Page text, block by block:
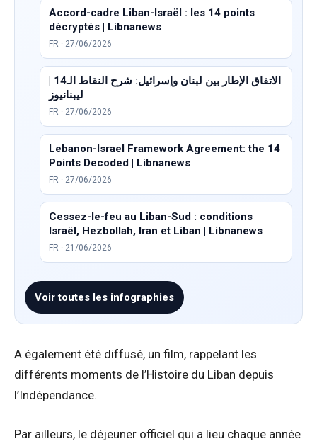
Accord-cadre Liban-Israël : les 14 points
décryptés | Libnanews
FR · 27/06/2026
الاتفاق الإطار بين لبنان وإسرائيل: شرح النقاط الـ14 |
ليبنانيوز
FR · 27/06/2026
Lebanon-Israel Framework Agreement: the 14
Points Decoded | Libnanews
FR · 27/06/2026
Cessez-le-feu au Liban-Sud : conditions
Israël, Hezbollah, Iran et Liban | Libnanews
FR · 21/06/2026
Voir toutes les infographies
A également été diffusé, un film, rappelant les
différents moments de l’Histoire du Liban depuis
l’Indépendance.
Par ailleurs, le déjeuner officiel qui a lieu chaque année